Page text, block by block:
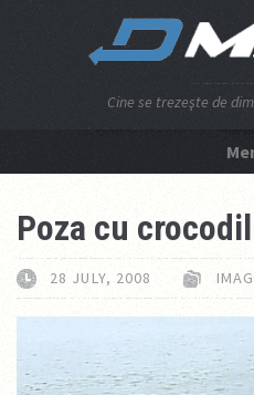
Cine se trezeşte de
Poza cu
28 JULY, 2008